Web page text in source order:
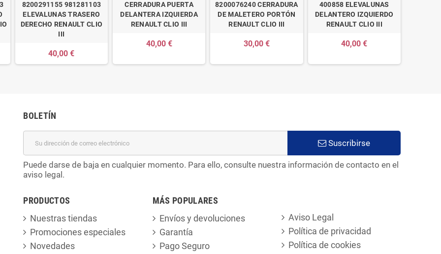
8200291155 981281103
ELEVALUNAS TRASERO
DERECHO RENAULT CLIO
III
40,00 €
CERRADURA PUERTA
DELANTERA IZQUIERDA
RENAULT CLIO III
40,00 €
8200076240 CERRADURA
DE MALETERO PORTÓN
RENAULT CLIO III
30,00 €
400858 ELEVALUNAS
DELANTERO IZQUIERDO
RENAULT CLIO III
40,00 €
BOLETÍN
Suscribirse
Puede darse de baja en cualquier momento. Para ello, consulte nuestra información de contacto en el
aviso legal.
PRODUCTOS
Nuestras tiendas
Promociones especiales
Novedades
MÁS POPULARES
Envíos y devoluciones
Garantía
Pago Seguro
Aviso Legal
Política de privacidad
Política de cookies